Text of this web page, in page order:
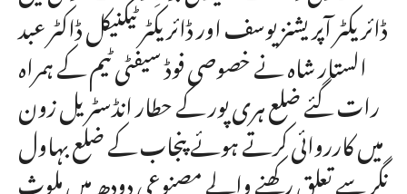
ڈائریکٹر آپریشنز یوسف اور ڈائریکٹر ٹیکنیکل ڈاکٹر عبد
الستار شاہ نے خصوصی فوڈ سیفٹی ٹیم کے ہمراہ
رات گئے ضلع ہری پور کے حطار انڈسٹریل زون
میں کارروائی کرتے ہوئے پنجاب کے ضلع بہاول
نگر سے تعلق رکھنے والے مصنوعی دودھ میں ملوث